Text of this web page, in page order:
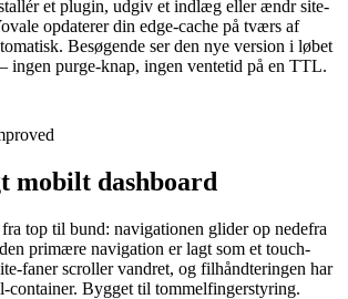
et plugin, udgiv et indlæg eller ændr site-
opdaterer din edge-cache på tværs af
Besøgende ser den nye version i løbet
ingen purge-knap, ingen ventetid på en TTL.
mobilt dashboard
top til bund: navigationen glider op nedefra
primære navigation er lagt som et touch-
faner scroller vandret, og filhåndteringen har
container. Bygget til tommelfingerstyring.